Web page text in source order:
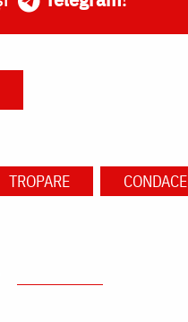
TROPARE CONDACE